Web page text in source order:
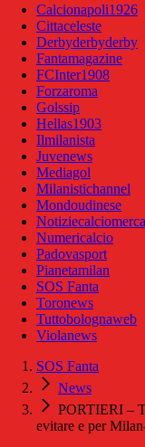
Calcionapoli1926
Cittaceleste
Derbyderbyderby
Fantamagazine
FCInter1908
Forzaroma
Golssip
Hellas1903
Ilmilanista
Juvenews
Mediagol
Milanistichannel
Mondoudinese
Numericalcio
Padovasport
Pianetamilan
SOS Fanta
Toronews
Tuttobolognaweb
Violanews
SOS Fanta
News
PORTIERI –
evitare e per